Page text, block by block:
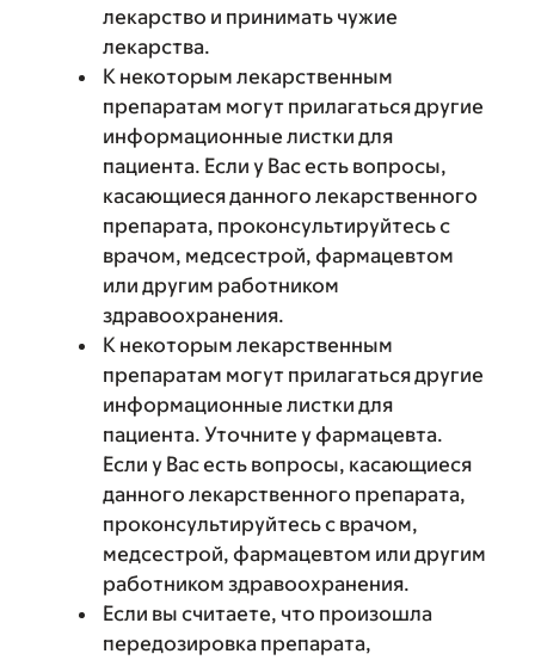
лекарство и принимать чужие
лекарства.
К некоторым лекарственным
препаратам могут прилагаться другие
информационные листки для
пациента. Если у Вас есть вопросы,
касающиеся данного лекарственного
препарата, проконсультируйтесь с
врачом, медсестрой, фармацевтом
или другим работником
здравоохранения.
К некоторым лекарственным
препаратам могут прилагаться другие
информационные листки для
пациента. Уточните у фармацевта.
Если у Вас есть вопросы, касающиеся
данного лекарственного препарата,
проконсультируйтесь с врачом,
медсестрой, фармацевтом или другим
работником здравоохранения.
Если вы считаете, что произошла
передозировка препарата,